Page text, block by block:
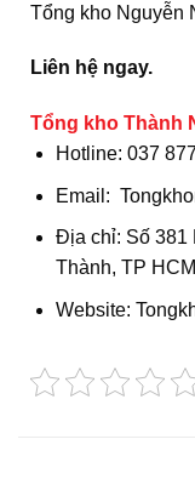
Tổng kho Nguyễn
Liên hệ ngay.
Tổng kho Thành
Hotline: 037
Email:
Địa chỉ: Số 381
Thành, TP
Website: